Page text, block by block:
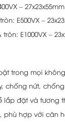
– 27x23x55mm
E500VX –
E1000VX –
trong mọi
chống nứt,
đặt và tương
phù hợp với căn